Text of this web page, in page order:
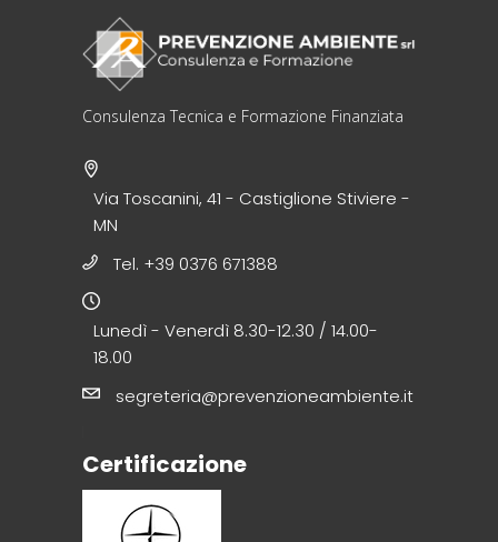
Consulenza Tecnica e Formazione Finanziata
Via Toscanini, 41 - Castiglione Stiviere -
MN
Tel. +39 0376 671388
Lunedì - Venerdì 8.30-12.30 / 14.00-
18.00
segreteria@prevenzioneambiente.it
Certificazione